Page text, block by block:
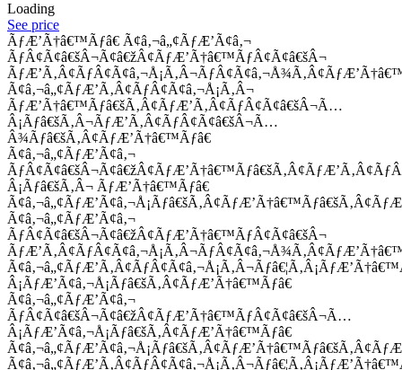
Loading
See price
ÃƒÆ’Ã†â€™Ãƒâ€ Ã¢â‚¬â„¢ÃƒÆ’Ã¢â‚¬
ÃƒÂ¢Ã¢â€šÂ¬Ã¢â€žÂ¢ÃƒÆ’Ã†â€™ÃƒÂ¢Ã¢â€šÂ¬
Ã¢â‚¬â„¢ÃƒÆ’Ã‚Â¢ÃƒÂ¢Ã¢â‚¬Å¡Ã‚Â¬
ÃƒÆ’Ã†â€™Ãƒâ€šÃ‚Â¢ÃƒÆ’Ã‚Â¢ÃƒÂ¢Ã¢â€šÂ¬Ã…
Â¡Ãƒâ€šÃ‚Â¬ÃƒÆ’Ã‚Â¢ÃƒÂ¢Ã¢â€šÂ¬Ã…
Â¾Ãƒâ€šÃ‚Â¢ÃƒÆ’Ã†â€™Ãƒâ€
Ã¢â‚¬â„¢ÃƒÆ’Ã¢â‚¬
Â¡Ãƒâ€šÃ‚Â¬ ÃƒÆ’Ã†â€™Ãƒâ€
Ã¢â‚¬â„¢ÃƒÆ’Ã¢â‚¬
ÃƒÂ¢Ã¢â€šÂ¬Ã¢â€žÂ¢ÃƒÆ’Ã†â€™ÃƒÂ¢Ã¢â€šÂ¬
Â¡ÃƒÆ’Ã¢â‚¬Å¡Ãƒâ€šÃ‚Â¢ÃƒÆ’Ã†â€™Ãƒâ€
Ã¢â‚¬â„¢ÃƒÆ’Ã¢â‚¬
ÃƒÂ¢Ã¢â€šÂ¬Ã¢â€žÂ¢ÃƒÆ’Ã†â€™ÃƒÂ¢Ã¢â€šÂ¬Ã…
Â¡ÃƒÆ’Ã¢â‚¬Å¡Ãƒâ€šÃ‚Â¢ÃƒÆ’Ã†â€™Ãƒâ€